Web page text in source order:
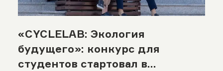
«CYCLELAB: Экология
будущего»: конкурс для
студентов стартовал в